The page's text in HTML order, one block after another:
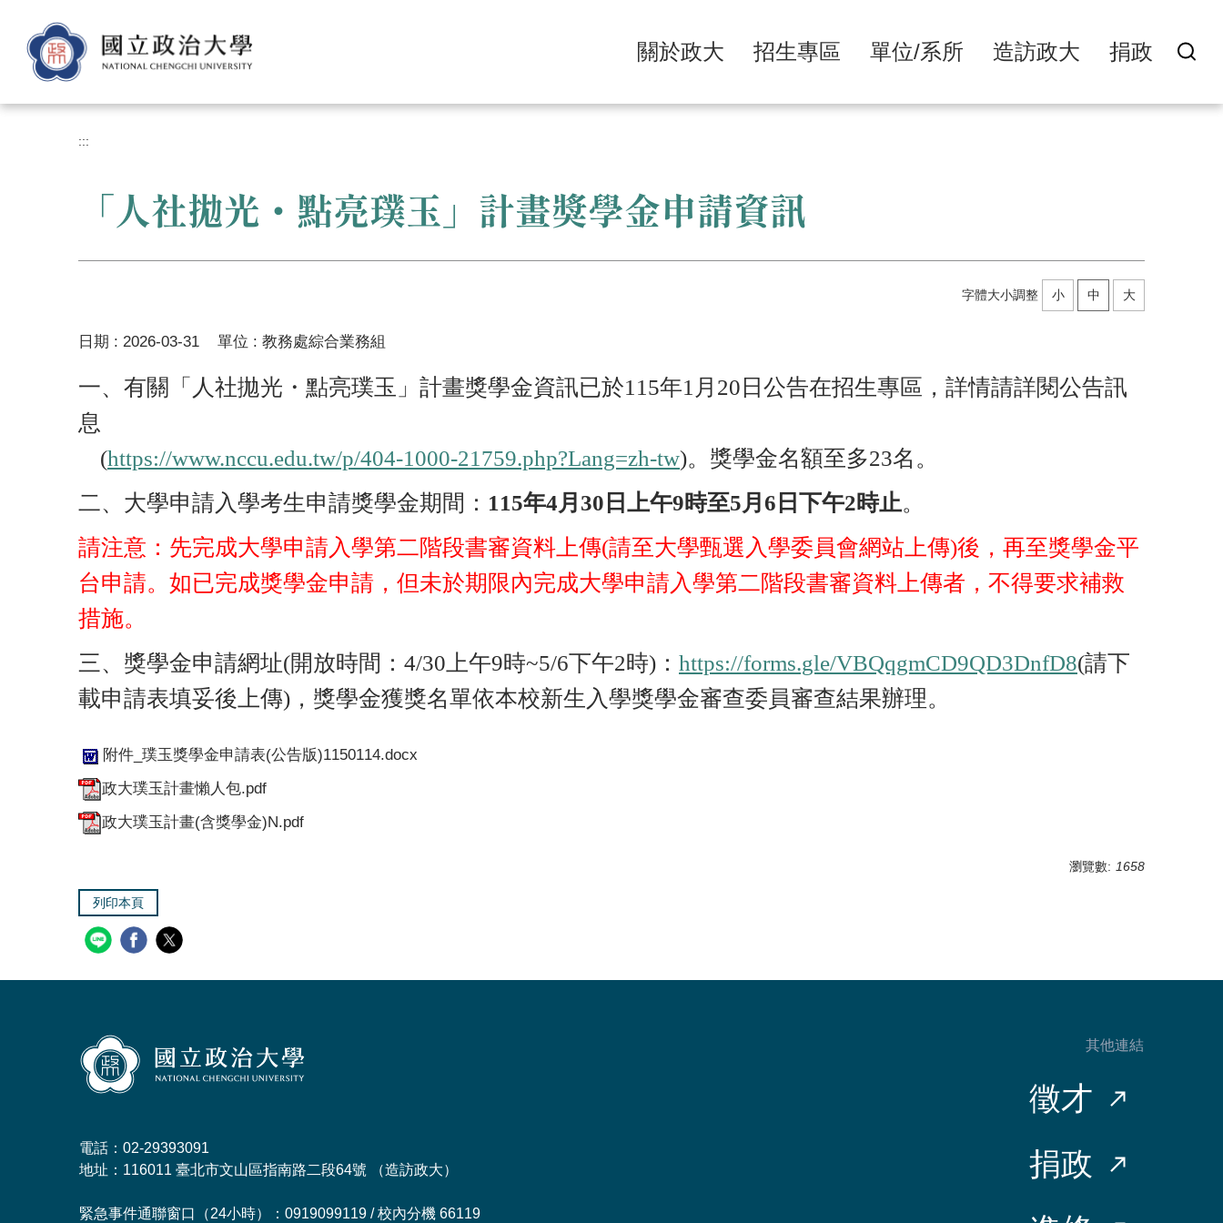
容
關於政大 招生專區 單位/系所 造訪政大 捐政
:::
「人社拋光・點亮璞玉」計畫獎學金申請資訊
字體大小調整 小 中 大
日期 : 2026-03-31 單位 : 教務處綜合業務組
一、有關「人社拋光・點亮璞玉」計畫獎學金資訊已於115年1 月 20 日公告在招生專區，詳情請詳閱公告訊
息
(https://www.nccu.edu.tw/p/404-1000-21759.php?Lang=zh-tw)。獎學金名額至多23名。
二、大學申請入學考生申請獎學金期間： 115年4月 30 日上午9時至5月 6 日下午2時止。
請注意：先完成大學申請入學第二階段書審資料上傳(請至大學甄選入學委員會網站上傳)後，再至獎學金平
台申請。如已完成獎學金申請，但未於期限內完成大學申請入學第二階段書審資料上傳者，不得要求補救
措施。
三、獎學金申請網址(開放時間： 4/30 上午9時~5/6下午2時)： https://forms.gle/VBQqgmCD9QD3DnfD8(請下
載申請表填妥後上傳)，獎學金獲獎名單依本校新生入學獎學金審查委員審查結果辦理。
附件_璞玉獎學金申請表(公告版)1150114.docx
政大璞玉計畫懶人包.pdf
政大璞玉計畫(含獎學金)N.pdf
瀏覽數: 1658
列印本頁
電話：02-29393091
地址：116011 臺北市文山區指南路二段64號 （造訪政大）
緊急事件通聯窗口（24小時）：0919099119 / 校內分機 66119
其他連結
徵才
捐政